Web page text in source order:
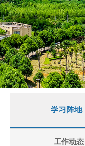
学习阵地
工作动态